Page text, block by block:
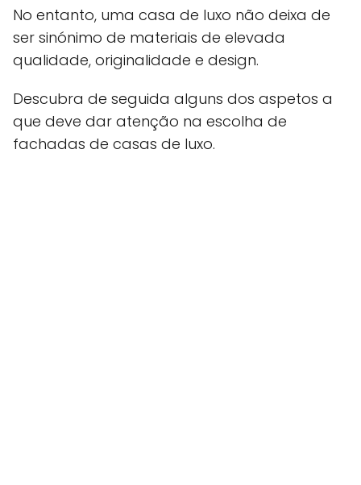
No entanto, uma casa de luxo não deixa de
ser sinónimo de materiais de elevada
qualidade, originalidade e design.
Descubra de seguida alguns dos aspetos a
que deve dar atenção na escolha de
fachadas de casas de luxo.